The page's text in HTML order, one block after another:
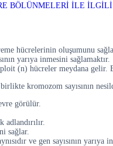
BÖLÜNMELERİ İLE
hücrelerinin oluşumunu
yarıya inmesini sağlamaktır.
(n) hücreler meydana gelir.
kromozom sayısının
görülür.
sağlar.
ve gen sayısının yarıya